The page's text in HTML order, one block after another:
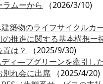
ラムーから （2026/3/10)
築物のライフサイクルカ
の推進に関する基本構想ー
は？
（2025/9/30)
ディ―プグリーンを牽引し
別れ会に出席 （2025/4/20)